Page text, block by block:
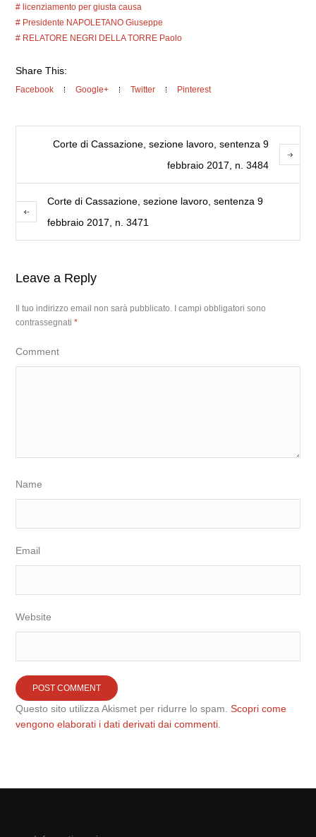
licenziamento per giusta causa
Presidente NAPOLETANO Giuseppe
RELATORE NEGRI DELLA TORRE Paolo
Share This:
Facebook Google+ Twitter Pinterest
Corte di Cassazione, sezione lavoro, sentenza 9
febbraio 2017, n. 3484
Corte di Cassazione, sezione lavoro, sentenza 9
febbraio 2017, n. 3471
Leave a Reply
Il tuo indirizzo email non sarà pubblicato.
I campi obbligatori sono
contrassegnati*
Comment
Name
Email
Website
Questo sito utilizza Akismet per ridurre lo spam.Scopri come
vengono elaborati i dati derivati dai commenti